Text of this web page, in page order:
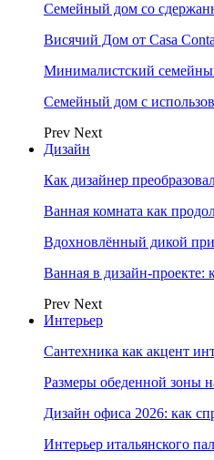
Семейный дом со
Висячий Дом от Casa
Минималистский
Семейный дом с
Prev Next
Дизайн
Как дизайнер
Ванная комната как
Вдохновлённый дикой
Ванная в дизайн-проекте:
Prev Next
Интерьер
Сантехника как акцент
Размеры обеденной зоны
Дизайн офиса 2026: как
Интерьер итальянского